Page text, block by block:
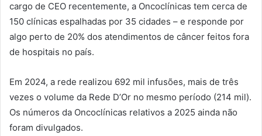
cargo de CEO recentemente, a Oncoclínicas tem cerca de
150 clínicas espalhadas por 35 cidades – e responde por
algo perto de 20% dos atendimentos de câncer feitos fora
de hospitais no país.
Em 2024, a rede realizou 692 mil infusões, mais de três
vezes o volume da Rede D’Or no mesmo período (214 mil).
Os números da Oncoclínicas relativos a 2025 ainda não
foram divulgados.